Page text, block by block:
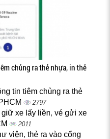
chủng ra thẻ nhựa, in thẻ
tin tiêm chủng ra thẻ
2797
xe lấy liền, vé gửi xe
2011
viện, thẻ ra vào cổng